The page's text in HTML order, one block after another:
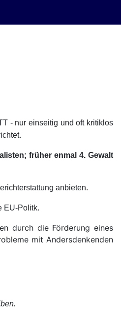
- nur einseitig und oft kritiklos
früher enmal 4. Gewalt
anbieten.
EU-Politk.
durch die Förderung eines
mit Andersdenkenden